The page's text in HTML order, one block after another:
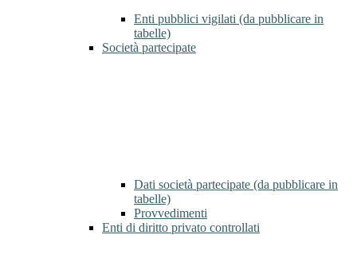
Enti pubblici vigilati (da pubblicare in
tabelle)
Società partecipate
Dati società partecipate (da pubblicare in
tabelle)
Provvedimenti
Enti di diritto privato controllati